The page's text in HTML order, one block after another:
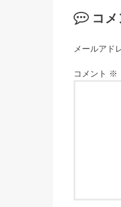
コ
メールアド
コメント ※